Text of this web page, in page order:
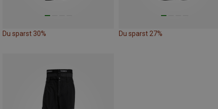
Du sparst 30% Du sparst 27%